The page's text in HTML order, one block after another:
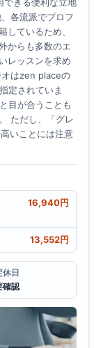
各流派でプロフ
しているため、
からも多数のエ
レッスンを求め
オはzen placeの
定されていま
目が合うことも
ただし、「グレ
いことには注意
16,940円
13,552円
休日
確認